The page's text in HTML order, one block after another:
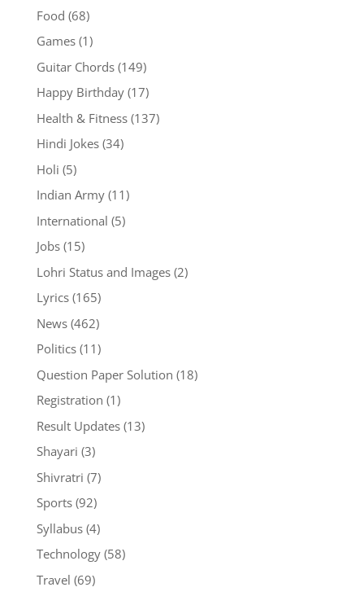
Food (68)
Games(1)
Guitar Chords(149)
Happy Birthday(17)
Health & Fitness(137)
Hindi Jokes(34)
Holi (5)
Indian Army(11)
International (5)
Jobs(15)
Lohri Status and Images(2)
Lyrics(165)
News(462)
Politics(11)
Question Paper Solution (18)
Registration (1)
Result Updates(13)
Shayari (3)
Shivratri (7)
Sports(92)
Syllabus(4)
Technology(58)
Travel (69)